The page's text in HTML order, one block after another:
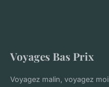
Voyages Bas Prix
Voyagez malin, voyagez